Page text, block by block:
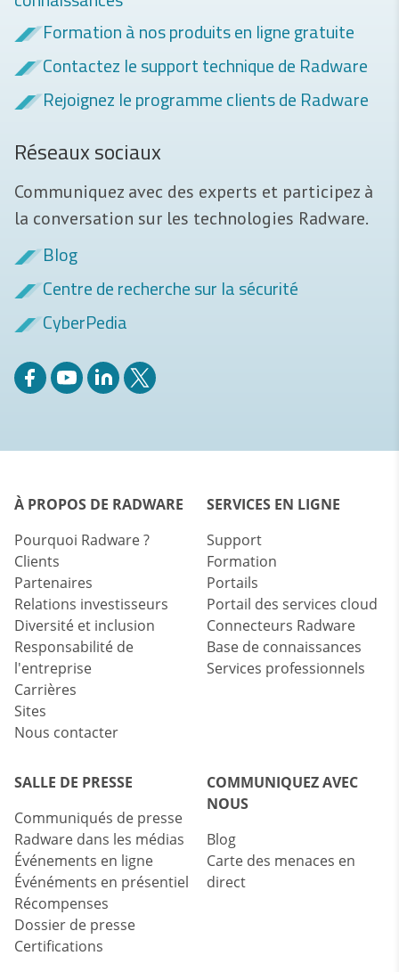
Formation à nos produits en ligne gratuite
Contactez le support technique de Radware
Rejoignez le programme clients de Radware
Réseaux sociaux
Communiquez avec des experts et participez à
la conversation sur les technologies Radware.
Blog
Centre de recherche sur la sécurité
CyberPedia
À PROPOS DE RADWARE
Pourquoi Radware ?
Clients
Partenaires
Relations investisseurs
Diversité et inclusion
Responsabilité de
l'entreprise
Carrières
Sites
Nous contacter
SERVICES EN LIGNE
Support
Formation
Portails
Portail des services cloud
Connecteurs Radware
Base de connaissances
Services professionnels
SALLE DE PRESSE
Communiqués de presse
Radware dans les médias
Événements en ligne
Événéments en présentiel
Récompenses
Dossier de presse
Certifications
COMMUNIQUEZ AVEC
NOUS
Blog
Carte des menaces en
direct